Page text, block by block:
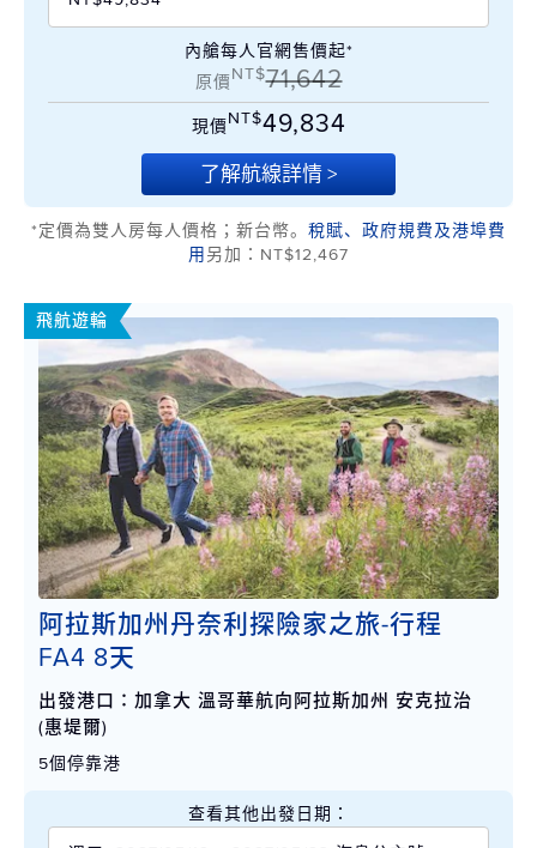
內艙每人官網售價起*
原價NT$71,642
現價NT$49,834
了解航線詳情 >
*定價為雙人房每人價格；新台幣。 稅賦、政府規費及港埠費
用 另加：NT$12,467
飛航遊輪
阿拉斯加州丹奈利探險家之旅-行程
FA4 8天
出發港口：加拿大 溫哥華航向阿拉斯加州 安克拉治
(惠堤爾)
5個停靠港
查看其他出發日期：